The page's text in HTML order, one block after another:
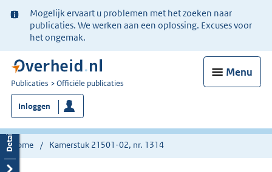
Ter
informatie:
Mogelijk ervaart u problemen met het zoeken naar
publicaties. We werken aan een oplossing. Excuses voor
het ongemak.
Menu
U
bent
nu
hier:
Publicaties Officiële publicaties
Inloggen
Home Kamerstuk 21501-02, nr. 1314